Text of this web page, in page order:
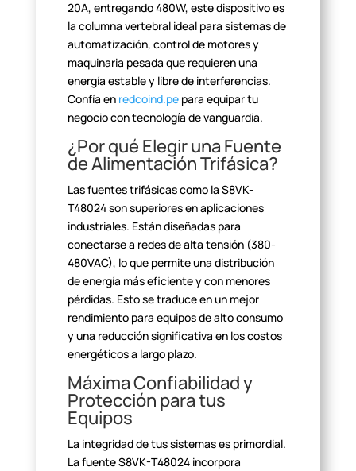
20A, entregando 480W, este dispositivo es
la columna vertebral ideal para sistemasde
automatización, control de motores y
maquinaria pesada que requieren una
energía estable y libre de interferencias.
Confía en redcoind.pepara equipar tu
negocio con tecnología de vanguardia.
¿Por qué Elegir una Fuente
de AlimentaciónTrifásica?
Las fuentes trifásicas como la S8VK-
T48024 son superiores enaplicaciones
industriales. Están diseñadas para
conectarse a redes de alta tensión (380-
480VAC), lo que permite una distribución
de energía máseficiente y con menores
pérdidas. Esto se traduce en un mejor
rendimientopara equipos de alto consumo
y una reducción significativa en los costos
energéticos a largo plazo.
Máxima Confiabilidad y
Protección para tus
Equipos
La integridad de tus sistemas es primordial.
La fuente S8VK-T48024incorpora